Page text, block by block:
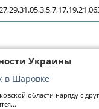
Украины
в Шаровке
области наряду с